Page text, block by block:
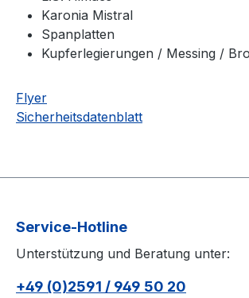
Karonia Mistral
Spanplatten
Kupferlegierungen / Messing /
Flyer
Sicherheitsdatenblatt
Service-Hotline
Unterstützung und Beratung unter:
+49 (0)2591 / 949 50 20